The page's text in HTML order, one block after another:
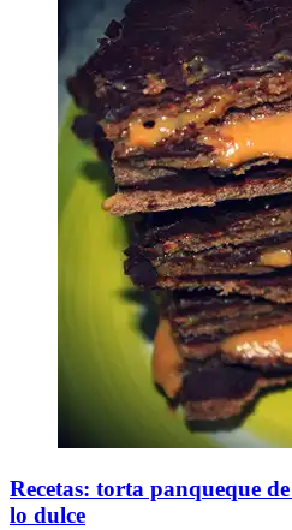
Recetas: torta panqueque
lo dulce